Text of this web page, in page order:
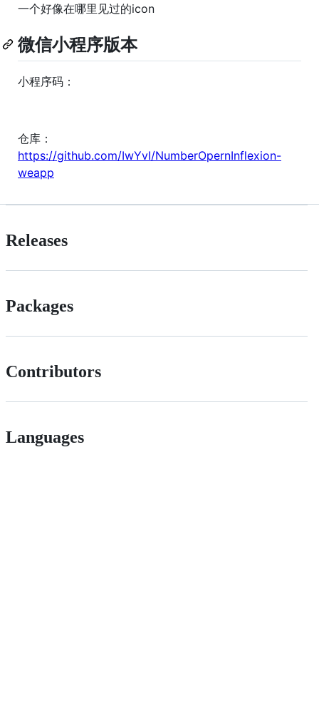
一个好像在哪里见过的icon
微信小程序版本
小程序码：
仓库：
https://github.com/IwYvI/NumberOpernInflexion-
weapp
Releases
Packages
Contributors
Languages